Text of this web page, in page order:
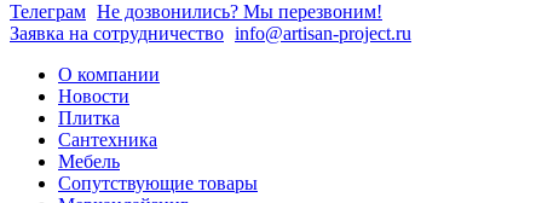
Телеграм Не дозвонились? Мы перезвоним!
Заявка на сотрудничество info@artisan-project.ru
О компании
Новости
Плитка
Сантехника
Мебель
Сопутствующие товары